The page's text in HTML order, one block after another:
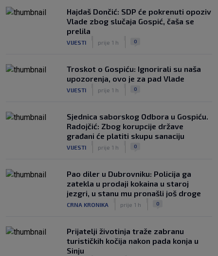
Hajdaš Dončić: SDP će pokrenuti opoziv
Vlade zbog slučaja Gospić, čaša se
prelila
VIJESTI prije 1 h 0
Troskot o Gospiću: Ignorirali su naša
upozorenja, ovo je za pad Vlade
VIJESTI prije 1 h 0
Sjednica saborskog Odbora u Gospiću.
Radojčić: Zbog korupcije države
građani će platiti skupu sanaciju
VIJESTI prije 1 h 0
Pao diler u Dubrovniku: Policija ga
zatekla u prodaji kokaina u staroj
jezgri, u stanu mu pronašli još droge
CRNA KRONIKA prije 1 h 0
Prijatelji životinja traže zabranu
turističkih kočija nakon pada konja u
Sinju